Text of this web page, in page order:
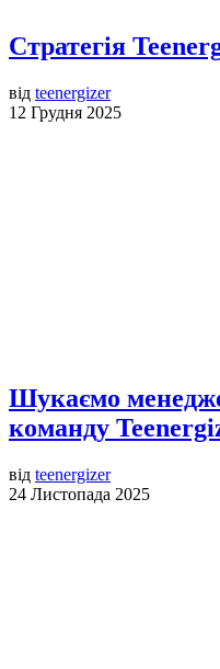
Стратегія
від teenergizer
12 Грудня 2025
Шукаємо
команду
від teenergizer
24 Листопада 2025